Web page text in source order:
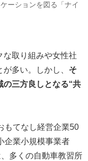
ーションを図る「ナイ
な取り組みや女性社
多い。しかし、 そ
の三方良しとなる“共
もてなし経営企業50
企業小規模事業者
多くの自動車教習所